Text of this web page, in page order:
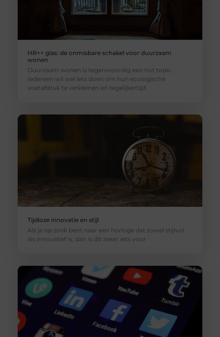
HR++ glas: de onmisbare schakel voor duurzaam
wonen
Duurzaam wonen is tegenwoordig een hot topic.
Iedereen wil wel iets doen om hun ecologische
voetafdruk te verkleinen en tegelijkertijd
Tijdloze innovatie en stijl
Als je op zoek bent naar een horloge dat zowel stijlvol
als innovatief is, dan is dit zeker iets voor